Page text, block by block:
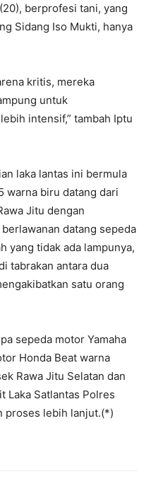
berprofesi tani, yang
Sidang Iso Mukti, hanya
kritis, mereka
untuk
intensif,” tambah Iptu
laka lantas ini bermula
warna biru datang dari
Jitu dengan
datang sepeda
yang tidak ada lampunya,
tabrakan antara dua
satu orang
sepeda motor Yamaha
Honda Beat warna
Rawa Jitu Selatan dan
Laka Satlantas Polres
proses lebih lanjut.(*)